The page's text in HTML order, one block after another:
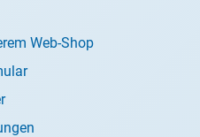
Web-Shop